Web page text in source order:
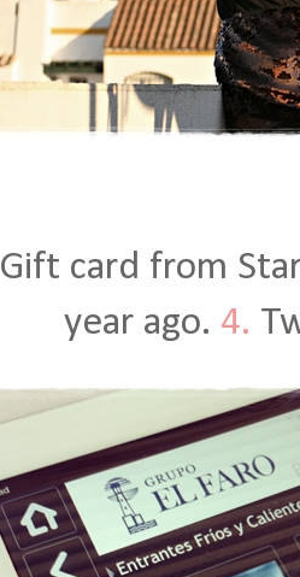
Gift card from
year ago. 4.